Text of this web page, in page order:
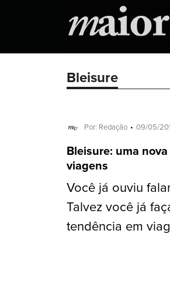
Bleisure
Por: Redação 09/05/
Bleisure: uma
viagens
Você já ouviu
Talvez você já
tendência em